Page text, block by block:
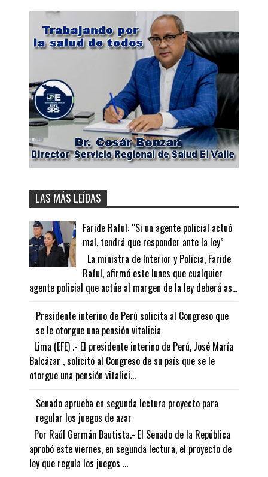
LAS MÁS LEÍDAS
Faride Raful: “Si un agente policial actuó
mal, tendrá que responder ante la ley”
La ministra de Interior y Policía, Faride
Raful, afirmó este lunes que cualquier
agente policial que actúe al margen de la ley deberá as...
Presidente interino de Perú solicita al Congreso que
se le otorgue una pensión vitalicia
Lima (EFE) .- El presidente interino de Perú, José María
Balcázar , solicitó al Congreso de su país que se le
otorgue una pensión vitalici...
Senado aprueba en segunda lectura proyecto para
regular los juegos de azar
Por Raúl Germán Bautista.- El Senado de la República
aprobó este viernes, en segunda lectura, el proyecto de
ley que regula los juegos ...